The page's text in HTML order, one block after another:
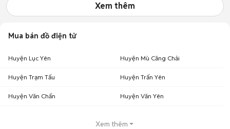
Xem thêm
Mua bán đồ điện tử
Huyện Lục Yên Huyện Mù Căng Chải
Huyện Trạm Tấu Huyện Trấn Yên
Huyện Văn Chấn Huyện Văn Yên
Xem thêm